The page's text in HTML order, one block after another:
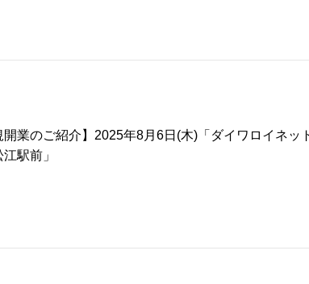
開業のご紹介】2025年8月6日(木)「ダイワロイネッ
駅前」